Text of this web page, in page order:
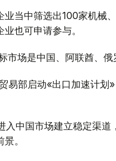
当中筛选出100家机械
也可申请参与。
场是中国、阿联酋、俄
易部启动«出口加速计划
入中国市场建立稳定渠
。